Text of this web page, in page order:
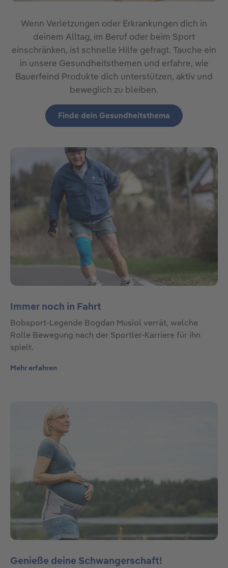
Wenn Verletzungen oder Erkrankungen dich in
deinem Alltag, im Beruf oder beim Sport
einschränken, ist schnelle Hilfe gefragt. Tauche ein
in unsere Gesundheitsthemen und erfahre, wie
Bauerfeind Produkte dich unterstützen, aktiv und
beweglich zu bleiben.
Finde dein Gesundheitsthema
Immer noch in Fahrt
Bobsport-Legende Bogdan Musiol verrät, welche
Rolle Bewegung nach der Sportler-Karriere für ihn
spielt.
Mehr erfahren
Genieße deine Schwangerschaft!